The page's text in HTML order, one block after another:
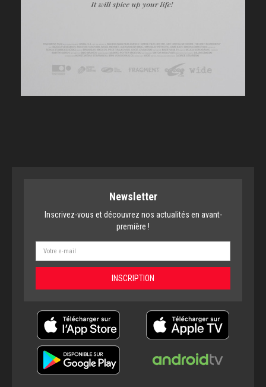
Newsletter
Inscrivez-vous et découvrez nos actualités en avant-
première !